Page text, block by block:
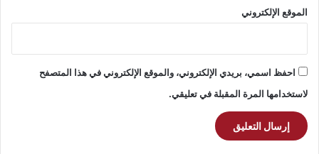
الموقع الإلكتروني
احفظ اسمي، بريدي الإلكتروني، والموقع الإلكتروني في هذا المتصفح
لاستخدامها المرة المقبلة في تعليقي.